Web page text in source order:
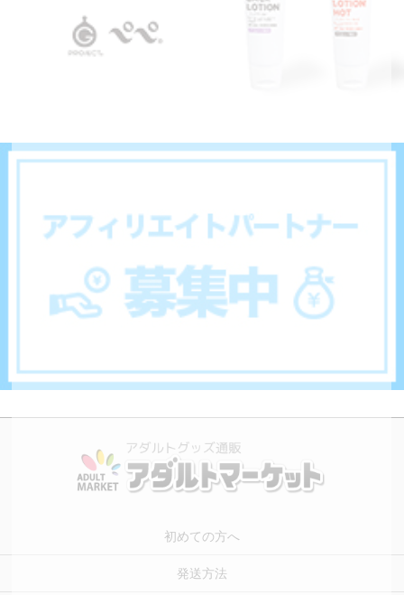
初めての方へ
発送方法